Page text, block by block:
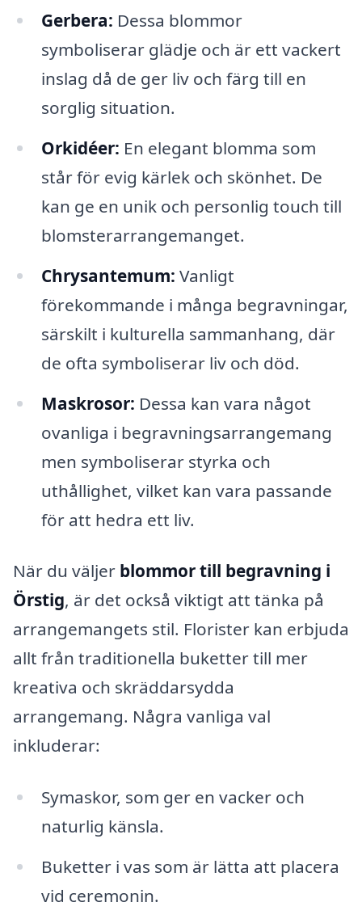
Gerbera: Dessa blommor
symboliserar glädje och är ett vackert
inslag då de ger liv och färg till en
sorglig situation.
Orkidéer: En elegant blomma som
står för evig kärlek och skönhet. De
kan ge en unik och personlig touch till
blomsterarrangemanget.
Chrysantemum: Vanligt
förekommande i många begravningar,
särskilt i kulturella sammanhang, där
de ofta symboliserar liv och död.
Maskrosor: Dessa kan vara något
ovanliga i begravningsarrangemang
men symboliserar styrka och
uthållighet, vilket kan vara passande
för att hedra ett liv.
När du väljer blommor till begravning i
Örstig, är det också viktigt att tänka på
arrangemangets stil. Florister kan erbjuda
allt från traditionella buketter till mer
kreativa och skräddarsydda
arrangemang. Några vanliga val
inkluderar:
Symaskor, som ger en vacker och
naturlig känsla.
Buketter i vas som är lätta att placera
vid ceremonin.